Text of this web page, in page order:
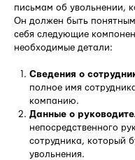
письмам об увольнении,
Он должен быть
себя следующие
необходимые детали:
Сведения о
полное имя
компанию.
Данные о
непосредственного
сотрудника, который
увольнения.